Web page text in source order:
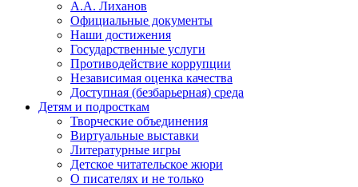
А.А. Лиханов
Официальные документы
Наши достижения
Государственные услуги
Противодействие коррупции
Независимая оценка качества
Доступная (безбарьерная) среда
Детям и подросткам
Творческие объединения
Виртуальные выставки
Литературные игры
Детское читательское жюри
О писателях и не только